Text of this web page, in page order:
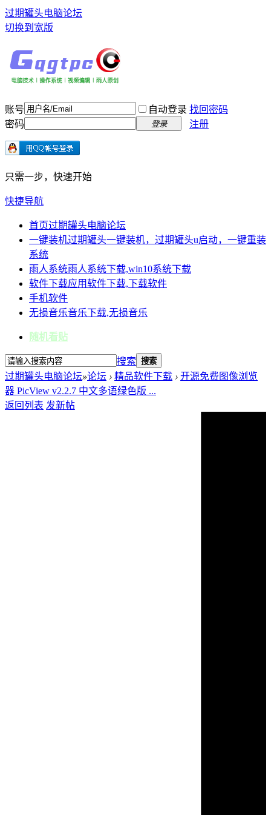
过期罐头电脑论坛
切换到宽版
账号 自动登录 找回密码
密码
登录 注册
只需一步，快速开始
快捷导航
首页过期罐头电脑论坛
一键装机过期罐头一键装机，过期罐头u启动，一键重装
系统
雨人系统雨人系统下载,win10系统下载
软件下载应用软件下载,下载软件
手机软件
无损音乐音乐下载,无损音乐
随机看贴
搜索 搜索
过期罐头电脑论坛»论坛 › 精品软件下载 › 开源免费图像浏览
器 PicView v2.2.7 中文多语绿色版 ...
返回列表 发新帖